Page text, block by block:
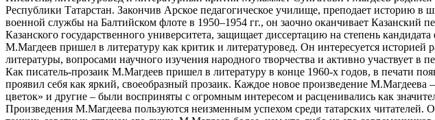
Республики Татарстан. Закончив Арское педагогическое училище, преподает историю в
военной службы на Балтийском флоте в 1950–1954 гг., он заочно оканчивает Казанский
Казанского государственного университета, защищает диссертацию на степень
М.Магдеев пришел в литературу как критик и литературовед. Он интересуется историей
литературы, вопросами научного изучения народного творчества и активно участвует
Как писатель-прозаик М.Магдеев пришел в литературу в конце 1960-х годов, в печати
проявил себя как яркий, своеобразный прозаик. Каждое новое произведение
цветок» и другие – были восприняты с огромным интересом и расценивались как
Произведения М.Магдеева пользуются неизменным успехом среди татарских читателей.